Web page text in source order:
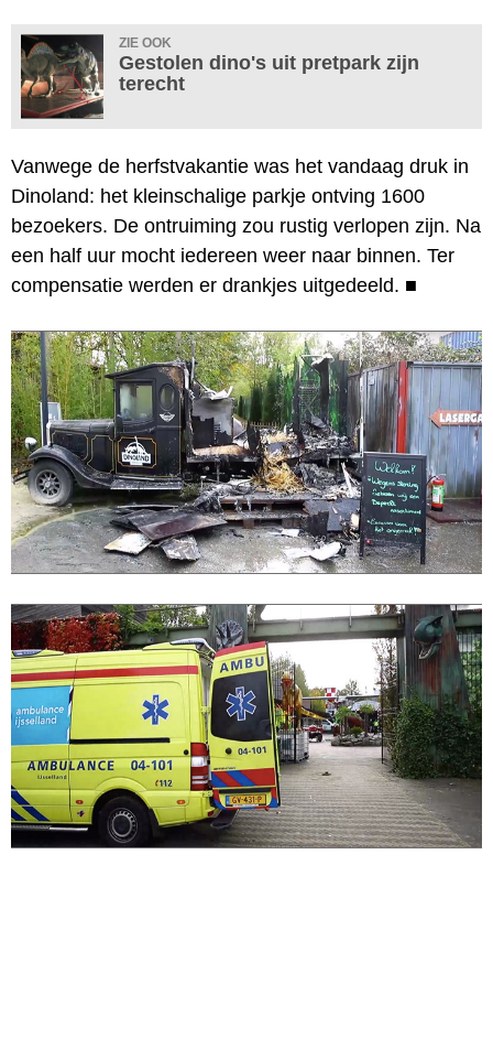
ZIE OOK
Gestolen dino's uit pretpark zijn
terecht
Vanwege de herfstvakantie was het vandaag druk in
Dinoland: het kleinschalige parkje ontving 1600
bezoekers. De ontruiming zou rustig verlopen zijn. Na
een half uur mocht iedereen weer naar binnen. Ter
compensatie werden er drankjes uitgedeeld. ■